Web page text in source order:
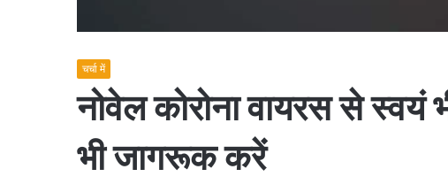
चर्चा में
नोवेल कोरोना वायरस से स्वयं
भी जागरूक करें